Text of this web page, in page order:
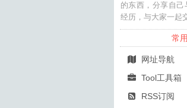
的东西，分享自
经历，与大家一起
常
网址导航
Tool工具箱
RSS订阅